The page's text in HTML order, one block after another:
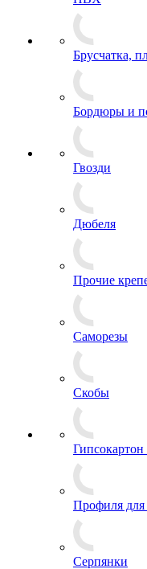
Брусчатка,
Бордюры и
Гвозди
Дюбеля
Прочие
Саморезы
Скобы
Профиля для
Серпянки